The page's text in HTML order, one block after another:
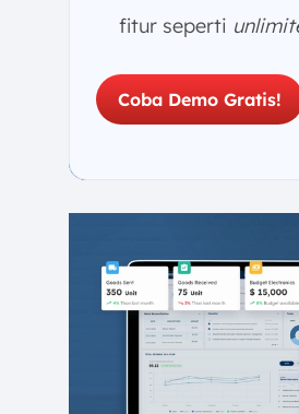
fitur seperti
Coba Demo Gratis!